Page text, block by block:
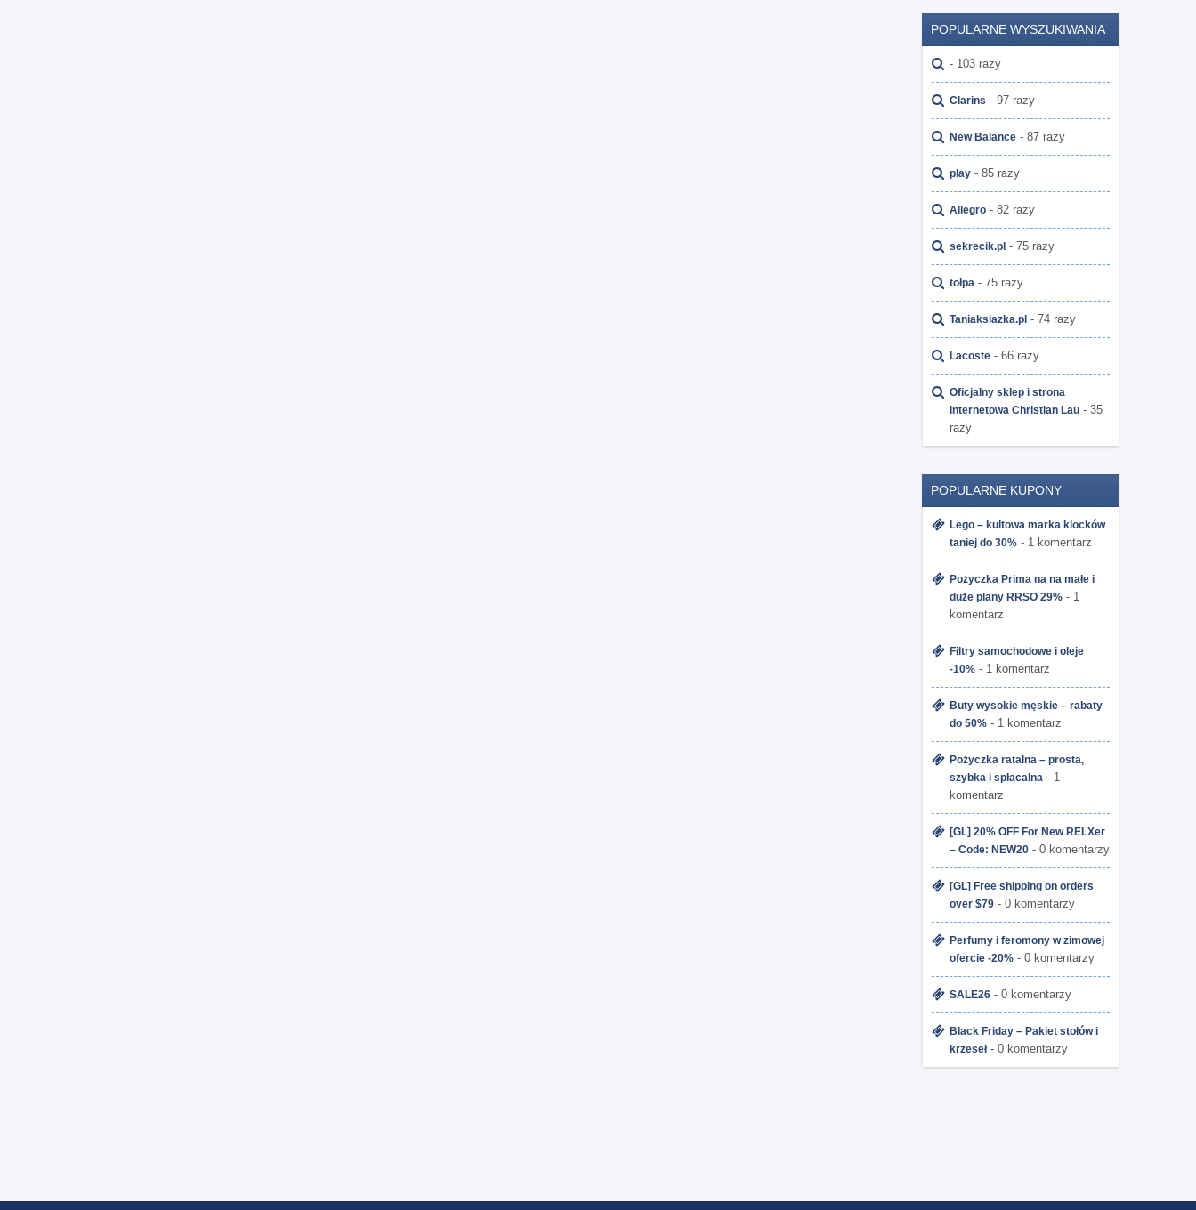
POPULARNE WYSZUKIWANIA
- 103 razy
Clarins - 97 razy
New Balance - 87 razy
play - 85 razy
Allegro - 82 razy
sekrecik.pl - 75 razy
tołpa - 75 razy
Taniaksiazka.pl - 74 razy
Lacoste - 66 razy
Oficjalny sklep i strona
internetowa Christian Lau - 35
razy
POPULARNE KUPONY
Lego – kultowa marka klocków
taniej do 30% - 1 komentarz
Pożyczka Prima na na małe i
duże plany RRSO 29% - 1
komentarz
Filtry samochodowe i oleje
-10% - 1 komentarz
Buty wysokie męskie – rabaty
do 50% - 1 komentarz
Pożyczka ratalna – prosta,
szybka i spłacalna - 1
komentarz
[GL] 20% OFF For New RELXer
– Code: NEW20 - 0 komentarzy
[GL] Free shipping on orders
over $79 - 0 komentarzy
Perfumy i feromony w zimowej
ofercie -20% - 0 komentarzy
SALE26 - 0 komentarzy
Black Friday – Pakiet stołów i
krzeseł- 0 komentarzy